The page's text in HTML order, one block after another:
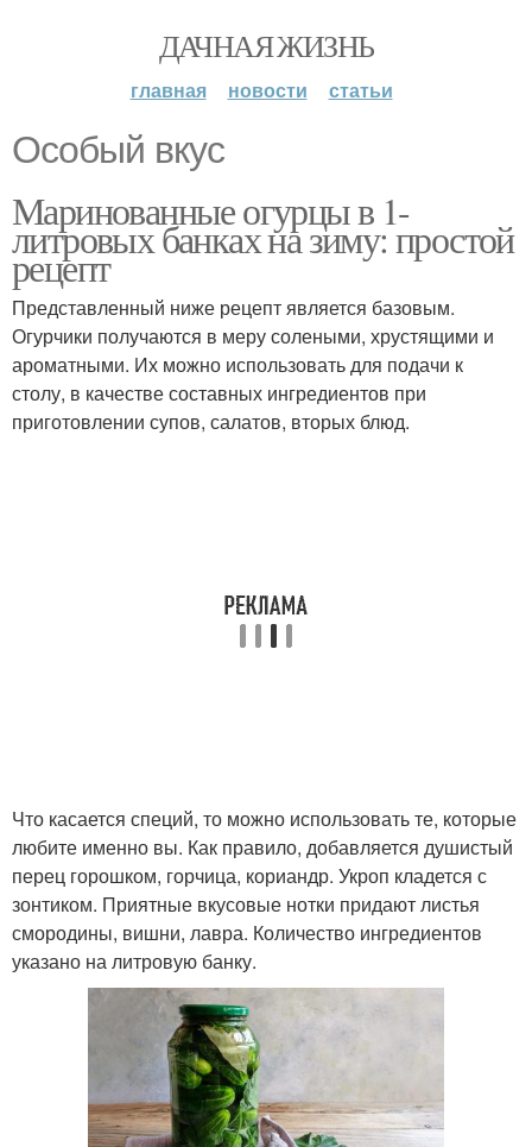
ДАЧНАЯ ЖИЗНЬ
главная новости статьи
Особый вкус
Маринованные огурцы в 1-
литровых банках на зиму: простой
рецепт
Представленный ниже рецепт является базовым.
Огурчики получаются в меру солеными, хрустящими и
ароматными. Их можно использовать для подачи к
столу, в качестве составных ингредиентов при
приготовлении супов, салатов, вторых блюд.
Что касается специй, то можно использовать те, которые
любите именно вы. Как правило, добавляется душистый
перец горошком, горчица, кориандр. Укроп кладется с
зонтиком. Приятные вкусовые нотки придают листья
смородины, вишни, лавра. Количество ингредиентов
указано на литровую банку.